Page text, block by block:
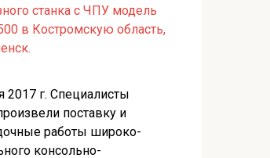
станка с ЧПУ модель
в Костромскую область,
2017 г. Специалисты
поставку и
работы широко-
консольно-